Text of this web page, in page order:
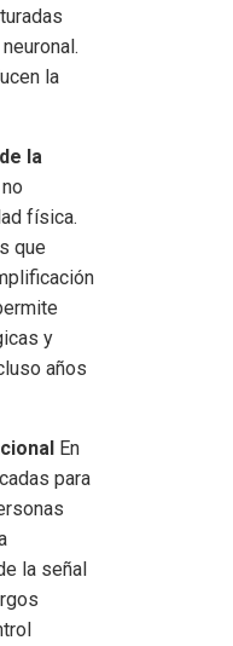
la
la
física.
que
y
años
En
para
la señal